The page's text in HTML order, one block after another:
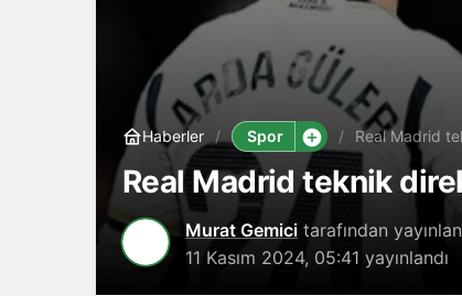
Haberler Spor Real Madrid
Real Madrid teknik
Murat Gemici tarafından
11 Kasım 2024, 05:41 yayınlandı